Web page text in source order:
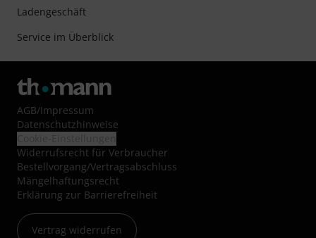
Ladengeschäft
Service im Überblick
AGB/Impressum
Datenschutzhinweise
Widerrufsrecht für Verbraucher
Bestellvorgang/Vertragsabschluss
Mängelhaftungsrecht
Erklärung zur Barrierefreiheit
Vertrag widerrufen